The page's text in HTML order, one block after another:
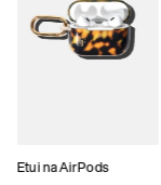
Etui na AirPods